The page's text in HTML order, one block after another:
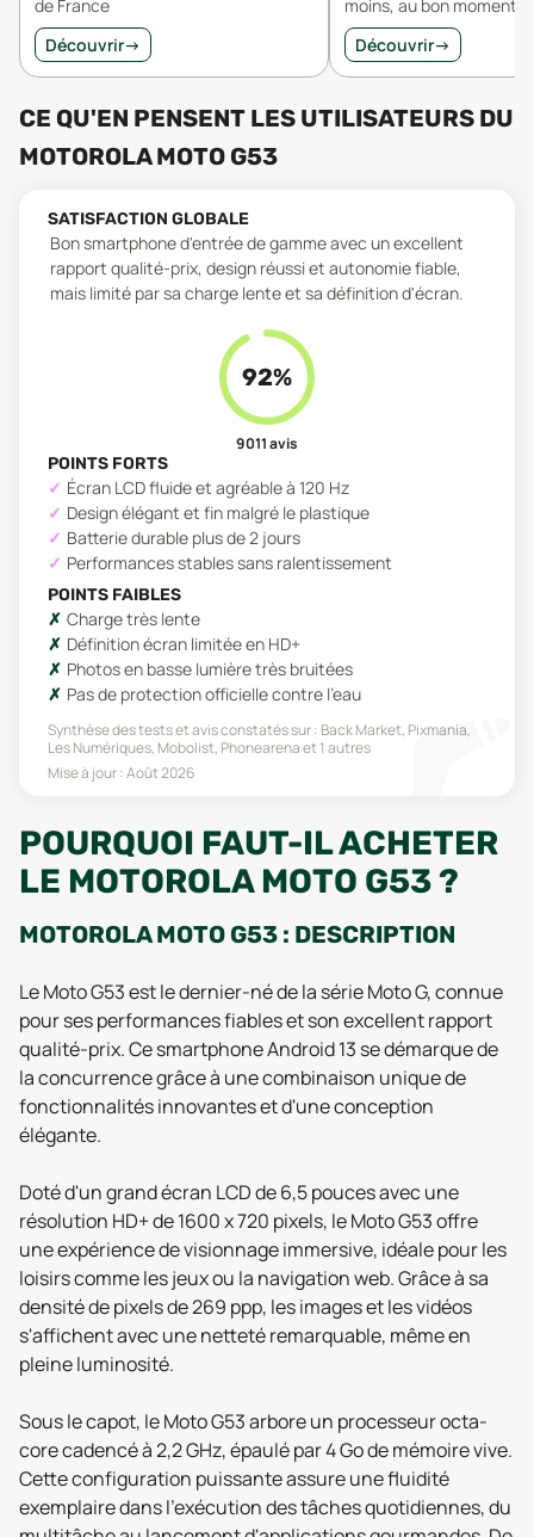
de France
Découvrir→
moins, au bon moment.
Découvrir→
CE QU'EN PENSENT LES UTILISATEURS DU
MOTOROLA MOTO G53
SATISFACTION GLOBALE
Bon smartphone d'entrée de gamme avec un excellent
rapport qualité-prix, design réussi et autonomie fiable,
mais limité par sa charge lente et sa définition d'écran.
92%
9 011avis
POINTS FORTS
Écran LCD fluide et agréable à 120 Hz
Design élégant et fin malgré le plastique
Batterie durable plus de 2 jours
Performances stables sans ralentissement
POINTS FAIBLES
Charge très lente
Définition écran limitée en HD+
Photos en basse lumière très bruitées
Pas de protection officielle contre l'eau
Synthèse des tests et avis constatés sur : Back Market, Pixmania,
Les Numériques, Mobolist, Phonearenaet 1 autres
Mise à jour :Août 2026
POURQUOI FAUT-IL ACHETER
LE MOTOROLA MOTO G53 ?
MOTOROLA MOTO G53 : DESCRIPTION
Le Moto G53 est le dernier-né de la série Moto G, connue
pour ses performances fiables et son excellent rapport
qualité-prix. Ce smartphone Android 13 se démarque de
la concurrence grâce à une combinaison unique de
fonctionnalités innovantes et d'une conception
élégante.
Doté d'un grand écran LCD de 6,5 pouces avec une
résolution HD+ de 1600 x 720 pixels, le Moto G53 offre
une expérience de visionnage immersive, idéale pour les
loisirs comme les jeux ou la navigation web. Grâce à sa
densité de pixels de 269 ppp, les images et les vidéos
s'affichent avec une netteté remarquable, même en
pleine luminosité.
Sous le capot, le Moto G53 arbore un processeur octa-
core cadencé à 2,2 GHz, épaulé par 4 Go de mémoire vive.
Cette configuration puissante assure une fluidité
exemplaire dans l'exécution des tâches quotidiennes, du